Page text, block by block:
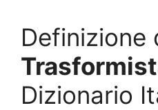
Definizione
Dizionario